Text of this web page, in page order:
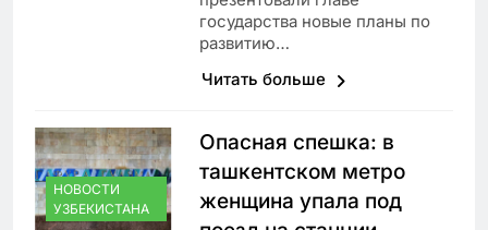
государства новые планы по
развитию…
Читать больше
НОВОСТИ
УЗБЕКИСТАНА
Опасная спешка: в
ташкентском метро
женщина упала под